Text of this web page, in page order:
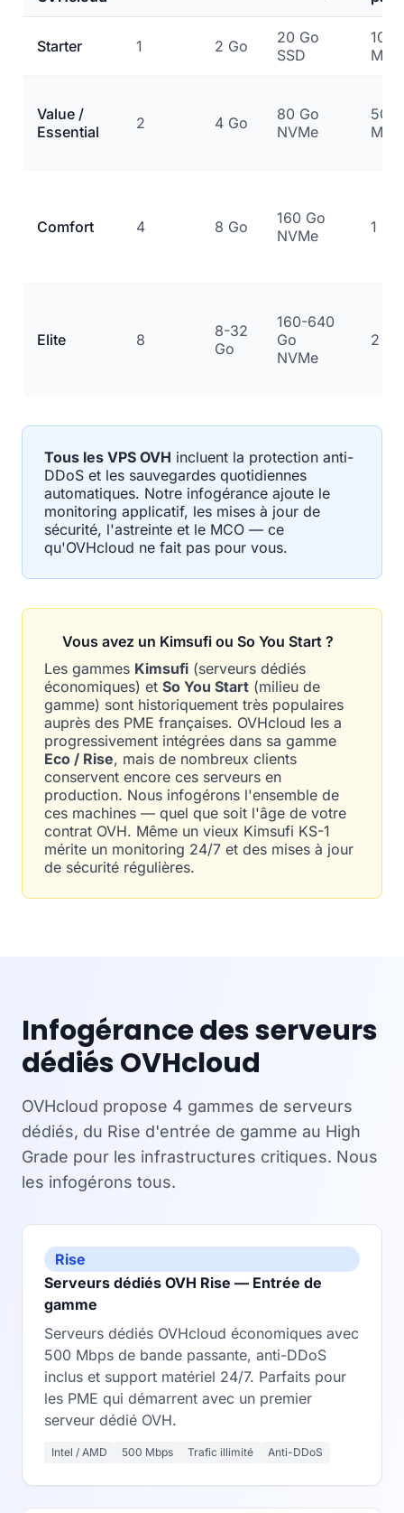
Starter 1 2 Go
20 Go
SSD
100
Value /
Essential
2 4 Go
80 Go
NVMe
500
Comfort 4 8 Go
160 Go
NVMe
1
Elite 8
8-32
Go
160-640
Go
NVMe
2
Tous les VPS OVH incluent la protection anti-
DDoS et les sauvegardes quotidiennes
automatiques. Notre infogérance ajoute le
monitoring applicatif, les mises à jour de
sécurité, l'astreinte et le MCO — ce
qu'OVHcloud ne fait pas pour vous.
Vous avez un Kimsufi ou So You Start ?
Les gammes Kimsufi (serveurs dédiés
économiques) et So You Start (milieu de
gamme) sont historiquement très populaires
auprès des PME françaises. OVHcloud les a
progressivement intégrées dans sa gamme
Eco / Rise, mais de nombreux clients
conservent encore ces serveurs en
production. Nous infogérons l'ensemble de
ces machines — quel que soit l'âge de votre
contrat OVH. Même un vieux Kimsufi KS-1
mérite un monitoring 24/7 et des mises à jour
de sécurité régulières.
Infogérance des serveurs
dédiés OVHcloud
OVHcloud propose 4 gammes de serveurs
dédiés, du Rise d'entrée de gamme au High
Grade pour les infrastructures critiques. Nous
les infogérons tous.
Rise
Serveurs dédiés OVH Rise — Entrée de
gamme
Serveurs dédiés OVHcloud économiques avec
500 Mbps de bande passante, anti-DDoS
inclus et support matériel 24/7. Parfaits pour
les PME qui démarrent avec un premier
serveur dédié OVH.
Intel / AMD 500 Mbps Trafic illimité Anti-DDoS